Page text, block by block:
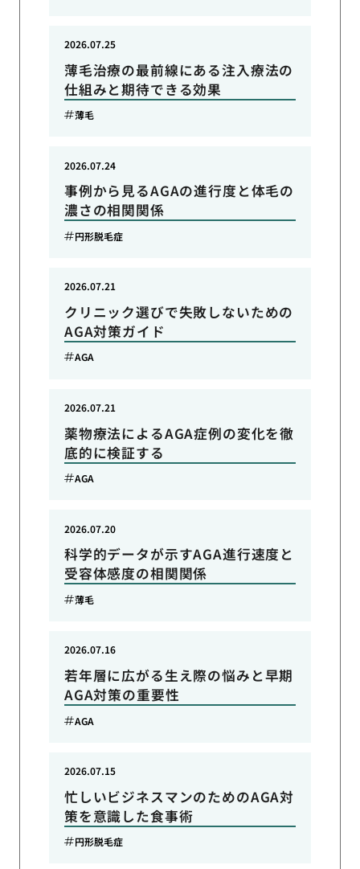
薄毛治療の最前線にある注入療法の
仕組みと期待できる効果
2026.07.25
薄毛
事例から見るAGAの進行度と体毛の
濃さの相関関係
2026.07.24
円形脱毛症
クリニック選びで失敗しないための
AGA対策ガイド
2026.07.21
AGA
薬物療法によるAGA症例の変化を徹
底的に検証する
2026.07.21
AGA
科学的データが示すAGA進行速度と
受容体感度の相関関係
2026.07.20
薄毛
若年層に広がる生え際の悩みと早期
AGA対策の重要性
2026.07.16
AGA
忙しいビジネスマンのためのAGA対
策を意識した食事術
2026.07.15
円形脱毛症